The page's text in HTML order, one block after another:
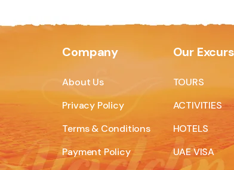
Company
About Us
Privacy Policy
Terms & Conditions
Payment Policy
Our
TOURS
ACTIVITIES
HOTELS
UAE VISA